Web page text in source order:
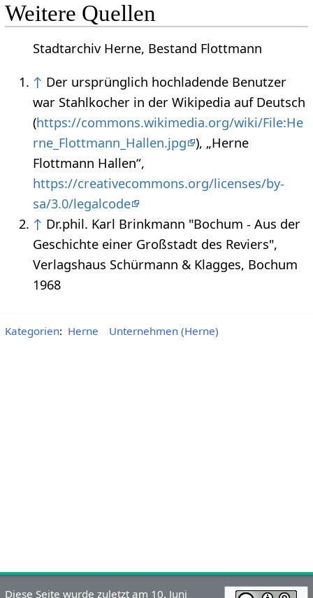
Weitere Quellen
Stadtarchiv Herne, Bestand Flottmann
↑ Der ursprünglich hochladende Benutzer
war Stahlkocher in der Wikipedia auf Deutsch
(https://commons.wikimedia.org/wiki/File:He
rne_Flottmann_Hallen.jpg ), „Herne
Flottmann Hallen“,
https://creativecommons.org/licenses/by-
sa/3.0/legalcode
↑ Dr.phil. Karl Brinkmann "Bochum - Aus der
Geschichte einer Großstadt des Reviers",
Verlagshaus Schürmann & Klagges, Bochum
1968
Kategorien: Herne Unternehmen (Herne)
Diese Seite wurde zuletzt am 10. Juni